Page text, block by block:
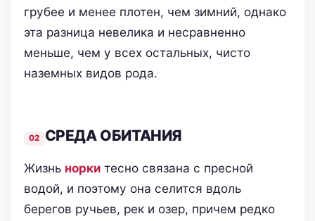
грубее и менее плотен, чем зимний, однако
эта разница невелика и несравненно
меньше, чем у всех остальных, чисто
наземных видов рода.
СРЕДА ОБИТАНИЯ
Жизнь норкитесно связана с пресной
водой, и поэтому она селится вдоль
берегов ручьев, рек и озер, причем редко